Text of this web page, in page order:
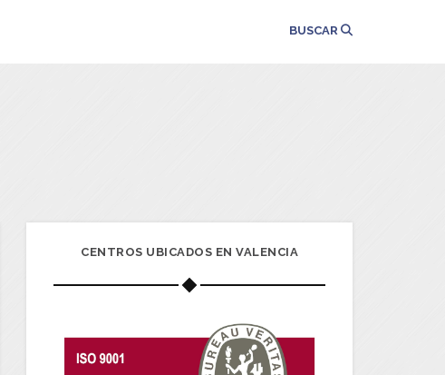
BUSCAR
CENTROS UBICADOS EN VALENCIA